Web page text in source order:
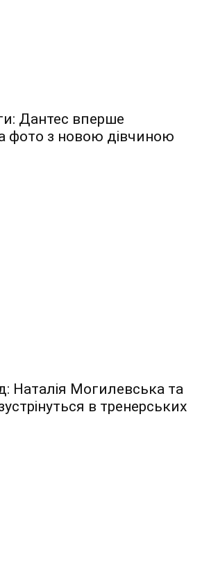
Дантес вперше
фото з новою дівчиною
Наталія Могилевська та
в тренерських